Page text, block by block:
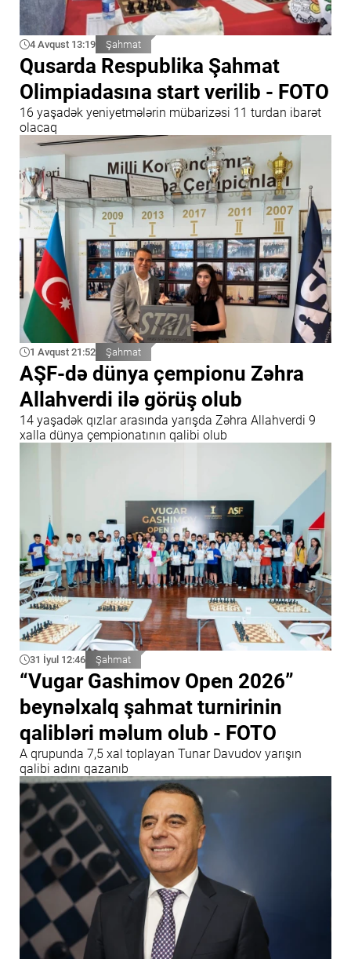
4 Avqust 13:19 Şahmat
Qusarda Respublika Şahmat
Olimpiadasına start verilib - FOTO
16 yaşadək yeniyetmələrin mübarizəsi 11 turdan ibarət
olacaq
1 Avqust 21:52 Şahmat
AŞF-də dünya çempionu Zəhra
Allahverdi ilə görüş olub
14 yaşadək qızlar arasında yarışda Zəhra Allahverdi 9
xalla dünya çempionatının qalibi olub
31 İyul 12:46 Şahmat
“Vugar Gashimov Open 2026”
beynəlxalq şahmat turnirinin
qalibləri məlum olub - FOTO
A qrupunda 7,5 xal toplayan Tunar Davudov yarışın
qalibi adını qazanıb